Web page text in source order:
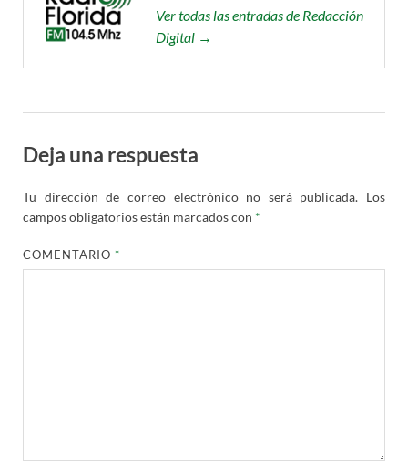
Ver todas las entradas de Redacción
Digital →
Deja una respuesta
Tu dirección de correo electrónico no será publicada. Los
campos obligatorios están marcados con *
COMENTARIO*